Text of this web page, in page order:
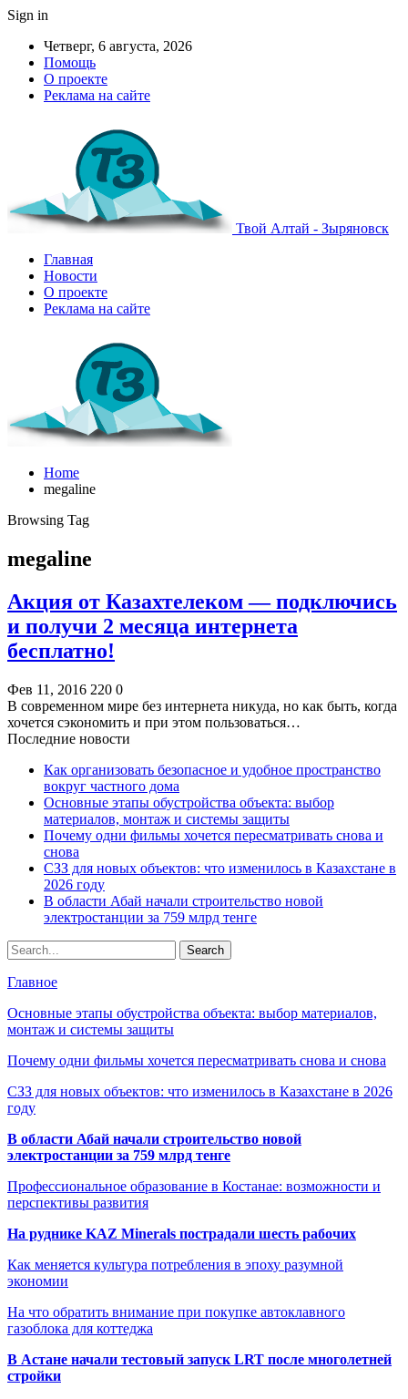
Sign in
Четверг, 6 августа, 2026
Помощь
О проекте
Реклама на сайте
Твой Алтай - Зыряновск
Главная
Новости
О проекте
Реклама на сайте
Home
megaline
Browsing Tag
megaline
Акция от Казахтелеком — подключись
и получи 2 месяца интернета
бесплатно!
Фев 11, 2016 220 0
В современном мире без интернета никуда, но как быть, когда
хочется сэкономить и при этом пользоваться…
Последние новости
Как организовать безопасное и удобное пространство
вокруг частного дома
Основные этапы обустройства объекта: выбор
материалов, монтаж и системы защиты
Почему одни фильмы хочется пересматривать снова и
снова
СЗЗ для новых объектов: что изменилось в Казахстане в
2026 году
В области Абай начали строительство новой
электростанции за 759 млрд тенге
Главное
Основные этапы обустройства объекта: выбор материалов,
монтаж и системы защиты
Почему одни фильмы хочется пересматривать снова и снова
СЗЗ для новых объектов: что изменилось в Казахстане в 2026
году
В области Абай начали строительство новой
электростанции за 759 млрд тенге
Профессиональное образование в Костанае: возможности и
перспективы развития
На руднике KAZ Minerals пострадали шесть рабочих
Как меняется культура потребления в эпоху разумной
экономии
На что обратить внимание при покупке автоклавного
газоблока для коттеджа
В Астане начали тестовый запуск LRT после многолетней
стройки